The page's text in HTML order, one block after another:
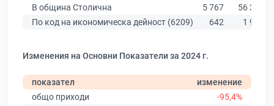
В община Столична
5 767
56 378
По код на икономическа дейност (6209)
642 1 961
Изменения на Основни Показатели за 2024 г.
показател
изменение
общо приходи
-95,4%